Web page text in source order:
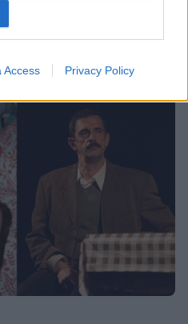
Access Privacy Policy
χώρισαν»